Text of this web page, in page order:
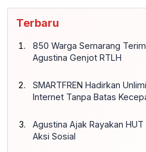
Terbaru
850 Warga Semarang
Agustina Genjot RTLH
SMARTFREN Hadirkan
Internet Tanpa Batas
Agustina Ajak Rayakan
Aksi Sosial